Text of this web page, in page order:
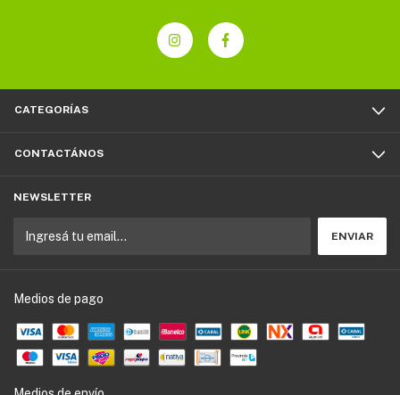
CATEGORÍAS
CONTACTÁNOS
NEWSLETTER
Medios de pago